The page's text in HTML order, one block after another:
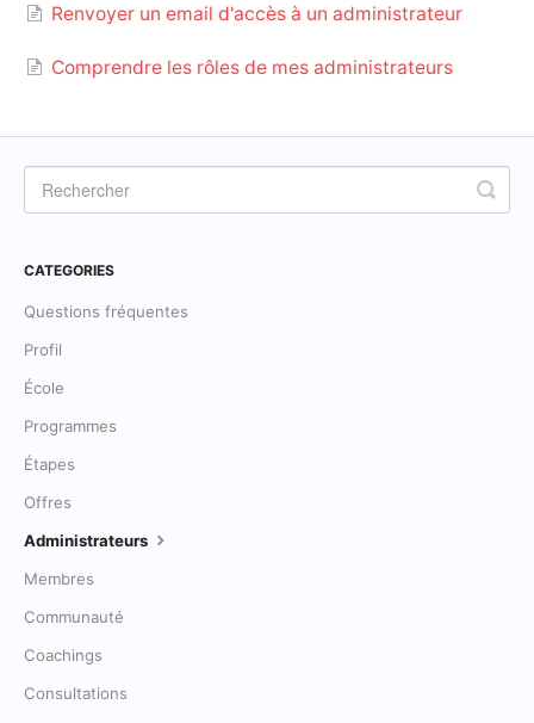
Renvoyer un email d'accès à un administrateur
Comprendre les rôles de mes administrateurs
CATEGORIES
Questions fréquentes
Profil
École
Programmes
Étapes
Offres
Administrateurs
Membres
Communauté
Coachings
Consultations